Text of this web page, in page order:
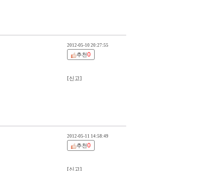
2012-05-10 20:27:55
추천0
[신고]
2012-05-11 14:58:49
추천0
[신고]